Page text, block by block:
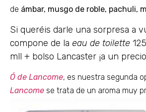
de ámbar, musgo de roble, pachuli,
Si queréis darle una sorpresa a
compone de la eau de toilette
mll + bolso Lancaster ¡a un
Ó de Lancome, es nuestra segunda
Lancome se trata de un aroma muy